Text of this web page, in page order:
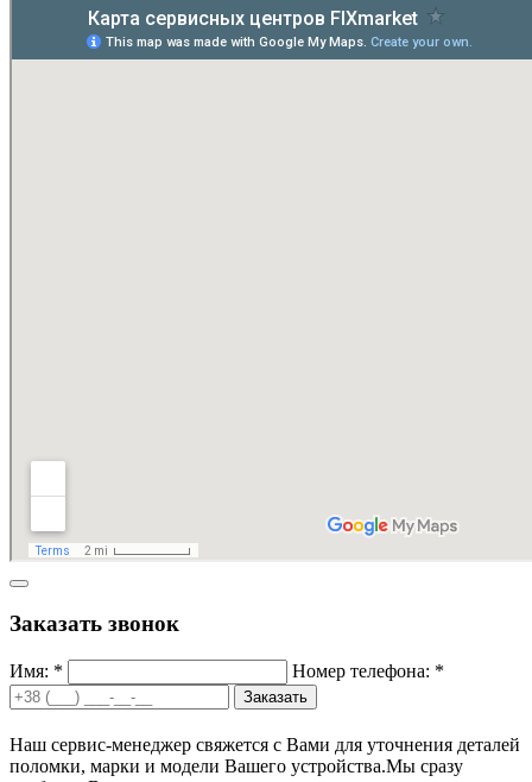
Заказать звонок
Имя: * Номер телефона: *
Заказать
Наш сервис-менеджер свяжется с Вами для уточнения деталей
поломки, марки и модели Вашего устройства.Мы сразу